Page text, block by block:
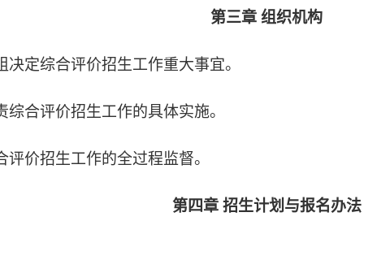
第三章 组织机构
决定综合评价招生工作重大事宜。
综合评价招生工作的具体实施。
价招生工作的全过程监督。
第四章 招生计划与报名办法